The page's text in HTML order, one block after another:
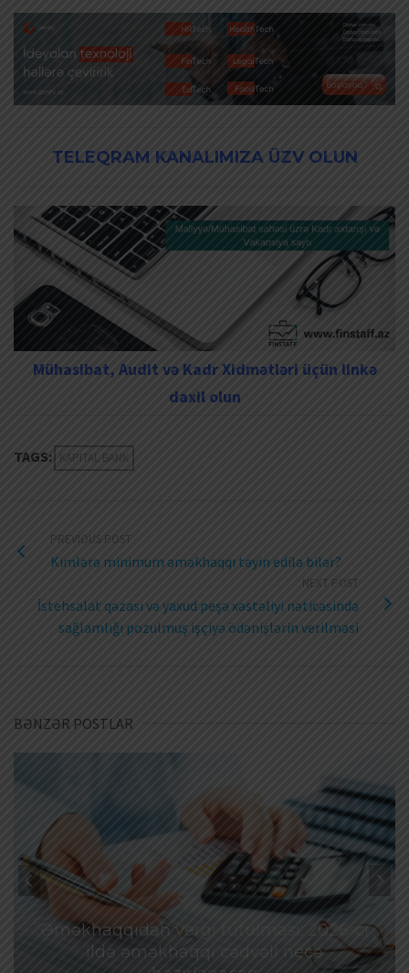
TELEQRAM KANALIMIZA ÜZV OLUN
Mühasibat, Audit və Kadr Xidmətləri üçün linkə
daxil olun
TAGS: KAPITAL BANK
PREVIOUS POST
Kimlərə minimum əməkhaqqı təyin edilə bilər?
NEXT POST
İstehsalat qəzası və yaxud peşə xəstəliyi nəticəsində
sağlamlığı pozulmuş işçiyə ödənişlərin verilməsi
BƏNZƏR POSTLAR
Əməkhaqqıdan vergi tutulması: 2026-cı
ildə əməkhaqqı cədvəli necə